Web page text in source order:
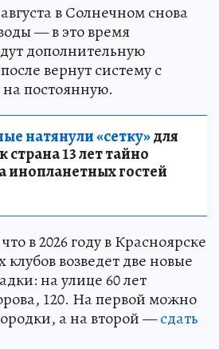
в Солнечном снова
— в это время
дополнительную
вернут систему с
постоянную.
натянули «сетку»для
13 лет тайно
инопланетных гостей
в 2026 году в Красноярске
возведет две новые
на улице 60 лет
120. На первой можно
а на второй —сдать